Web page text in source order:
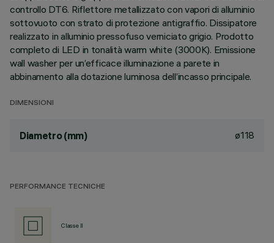
controllo DT6. Riflettore metallizzato con vapori di alluminio
sottovuoto con strato di protezione antigraffio. Dissipatore
realizzato in alluminio pressofuso verniciato grigio. Prodotto
completo di LED in tonalità warm white (3000K). Emissione
wall washer per un’efficace illuminazione a parete in
abbinamento alla dotazione luminosa dell’incasso principale.
DIMENSIONI
Diametro (mm) ø118
PERFORMANCE TECNICHE
Classe II